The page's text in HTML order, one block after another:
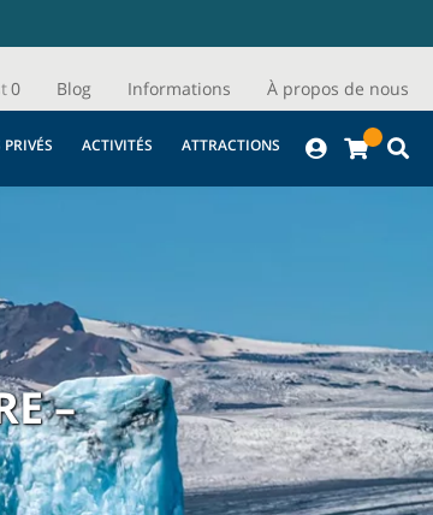
0 Blog Informations À propos de nous
ACTIVITÉS ATTRACTIONS
–